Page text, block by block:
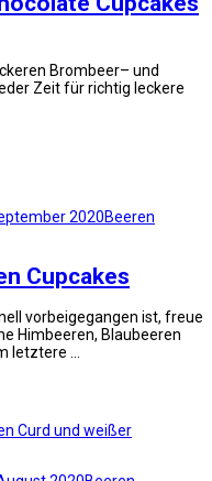
Brombeer– und
Zeit für richtig leckere
2020Beeren
Cupcakes
vorbeigegangen ist, freue
Himbeeren, Blaubeeren
letztere …